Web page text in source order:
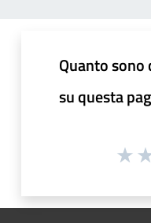
Quanto
su questa